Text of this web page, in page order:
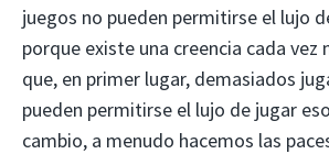
juegos no pueden permitirse el lujo
porque existe una creencia cada vez
que, en primer lugar, demasiados
pueden permitirse el lujo de jugar
cambio, a menudo hacemos las